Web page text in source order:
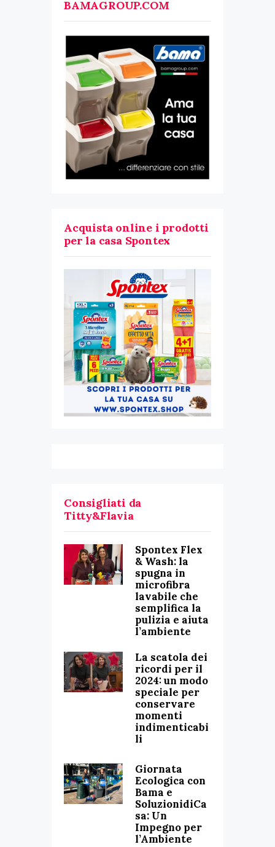
BAMAGROUP.COM
Acquista online i prodotti
per la casa Spontex
Consigliati da
Titty&Flavia
Spontex Flex
& Wash: la
spugna in
microfibra
lavabile che
semplifica la
pulizia e aiuta
l’ambiente
La scatola dei
ricordi per il
2024: un modo
speciale per
conservare
momenti
indimenticabi
li
Giornata
Ecologica con
Bama e
SoluzionidiCa
sa: Un
Impegno per
l’Ambiente